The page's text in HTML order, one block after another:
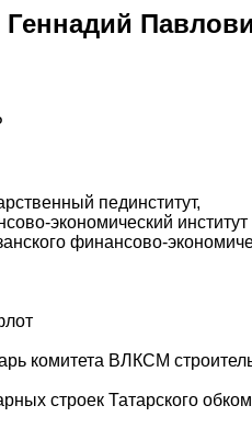
пединститут,
экономический институт
финансово-
комитета ВЛКСМ
строек Татарского